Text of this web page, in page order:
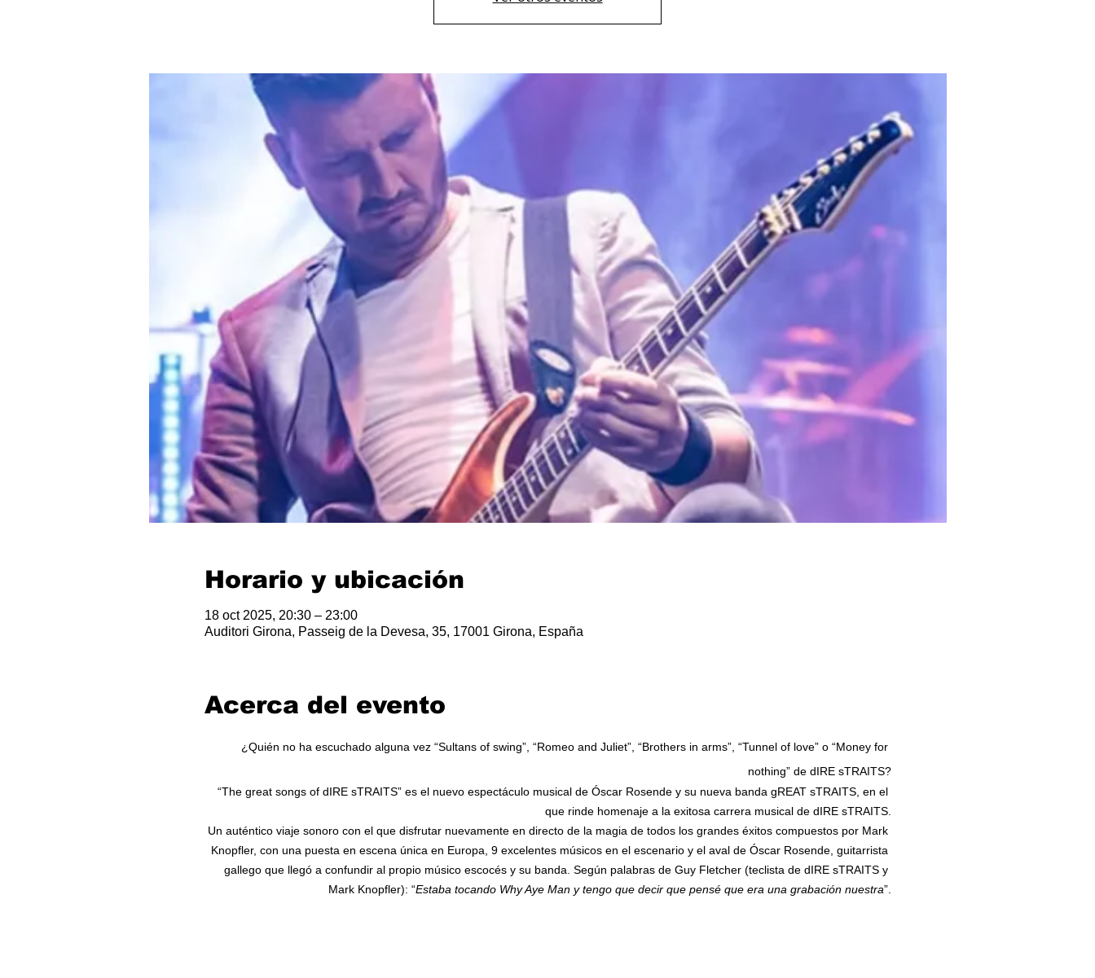
Horario y ubicación
18 oct 2025, 20:30 – 23:00
Auditori Girona, Passeig de la Devesa, 35, 17001 Girona, España
Acerca del evento
¿Quién no ha escuchado alguna vez “Sultans of swing”, “Romeo and Juliet”, “Brothers in arms”, “Tunnel of love” o “Money for
nothing” de dIRE sTRAITS?
“The great songs of dIRE sTRAITS” es el nuevo espectáculo musical de Óscar Rosende y su nueva banda gREAT sTRAITS, en el
que rinde homenaje a la exitosa carrera musical de dIRE sTRAITS.
Un auténtico viaje sonoro con el que disfrutar nuevamente en directo de la magia de todos los grandes éxitos compuestos por Mark
Knopfler, con una puesta en escena única en Europa, 9 excelentes músicos en el escenario y el aval de Óscar Rosende, guitarrista
gallego que llegó a confundir al propio músico escocés y su banda. Según palabras de Guy Fletcher (teclista de dIRE sTRAITS y
Mark Knopfler): “Estaba tocando Why Aye Man y tengo que decir que pensé que era una grabación nuestra”.